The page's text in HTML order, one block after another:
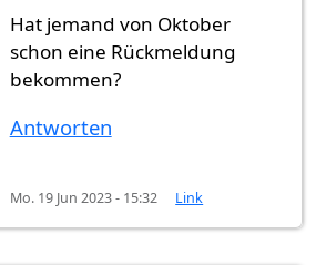
Hat jemand von Oktober
schon eine Rückmeldung
bekommen?
Antworten
Mo. 19 Jun 2023 - 15:32 Link